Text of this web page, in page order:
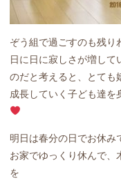
ぞう組で過ごすのも残り
日に日に寂しさが増して
のだと考えると、とても
成長していく子ども達を
明日は春分の日でお休み
お家でゆっくり休んで、
を